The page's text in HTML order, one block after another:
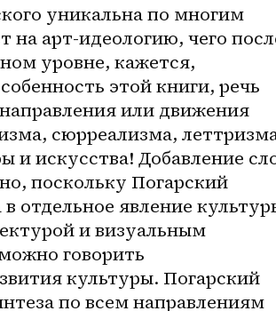
уникальна по многим
на арт-идеологию, чего
уровне, кажется,
этой книги, речь
направления или движения
сюрреализма,
и искусства! Добавление
поскольку Погарский
отдельное явление
и визуальным
говорить
культуры. Погарский
по всем направлениям